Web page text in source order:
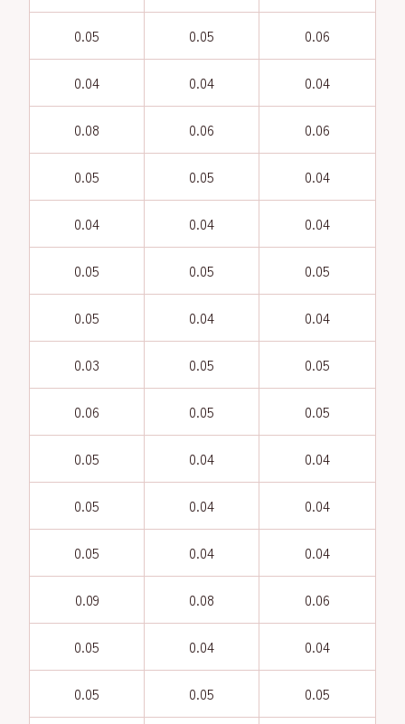
0.05 0.05 0.06
0.04 0.04 0.04
0.08 0.06 0.06
0.05 0.05 0.04
0.04 0.04 0.04
0.05 0.05 0.05
0.05 0.04 0.04
0.03 0.05 0.05
0.06 0.05 0.05
0.05 0.04 0.04
0.05 0.04 0.04
0.05 0.04 0.04
0.09 0.08 0.06
0.05 0.04 0.04
0.05 0.05 0.05